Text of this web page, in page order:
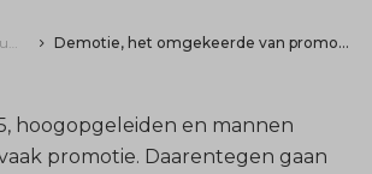
Demotie, het omgekeerde van promotie
hoogopgeleiden en mannen
promotie. Daarentegen gaan